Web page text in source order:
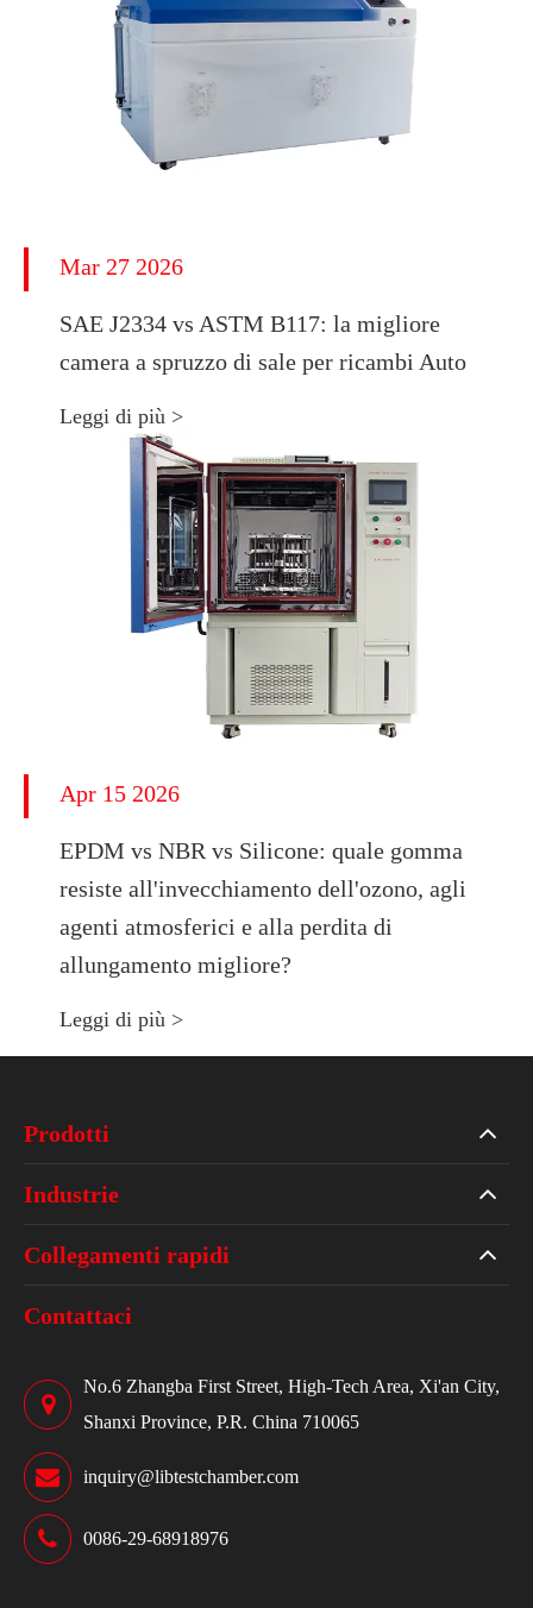
Mar 27 2026
SAE J2334 vs ASTM B117: la migliore
camera a spruzzo di sale per ricambi Auto
Leggi di più >
Apr 15 2026
EPDM vs NBR vs Silicone: quale gomma
resiste all'invecchiamento dell'ozono, agli
agenti atmosferici e alla perdita di
allungamento migliore?
Leggi di più >
Prodotti
Industrie
Collegamenti rapidi
Contattaci
No.6 Zhangba First Street, High-Tech Area, Xi'an City,
Shanxi Province, P.R. China 710065
inquiry@libtestchamber.com
0086-29-68918976